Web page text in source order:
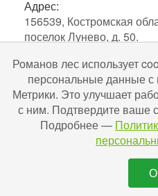
Адрес:
156539, Костромская
поселок Лунево, д. 50.
2010–2026. Экоотель
№С442024004256 в
индустрии. Разработка и
Романов лес использует
персональные данные
Метрики. Это улучшает
с ним. Подтвердите ваше
Подробнее —